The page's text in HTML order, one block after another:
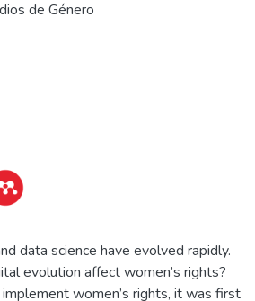
de Género
data science have evolved rapidly.
evolution affect women’s rights?
women’s rights, it was first